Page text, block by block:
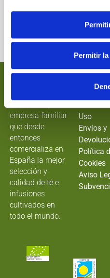
Permitir
Nectarán
empresa familiar
que desde
entonces
comercializa en
España la mejor
selección y
calidad de té e
infusiones
cultivados en
todo el mundo.
Uso
Envíos y
Política
Cookies
Aviso